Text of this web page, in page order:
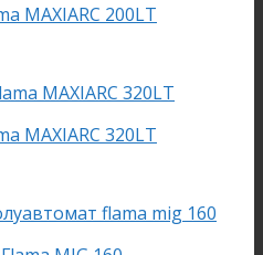
MAXIARC 200LT
MAXIARC 320LT